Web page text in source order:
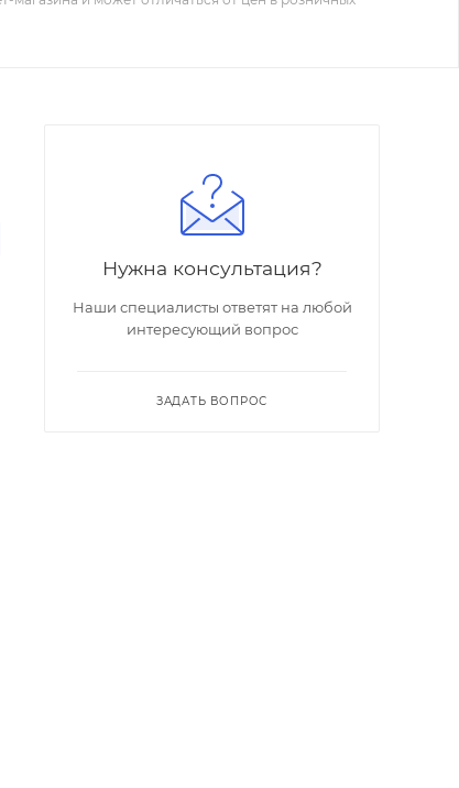
Нужна консультация?
Наши специалисты ответят на любой
интересующий вопрос
ЗАДАТЬ ВОПРОС